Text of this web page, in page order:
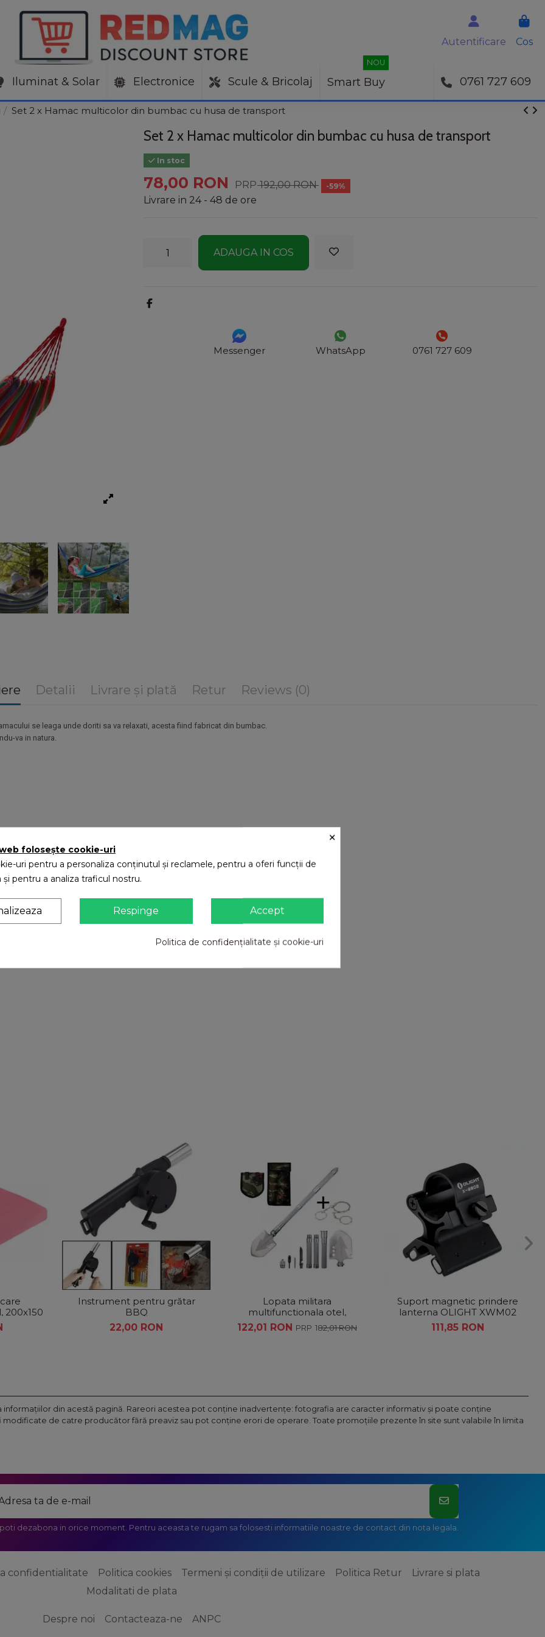
Autentificare Cos
Iluminat & Solar Electronice Scule & Bricolaj Smart Buy
NOU
0761 727 609
Set 2 x Hamac multicolor din bumbac cu husa de transport
Set 2 x Hamac multicolor din bumbac cu husa de transport
In stoc
78,00 RON 192,00 RON -59%
Livrare in 24 - 48 de ore
ADAUGA IN COS
Messenger WhatsApp 0761 727 609
Detalii Livrare și plată Retur Reviews (0)
se leaga unde doriti sa va relaxati, acesta fiind fabricat din bumbac.
va in natura.
200x150
Instrument pentru grătar
BBQ
22,00 RON
Lopata militara
multifunctionala otel,
pliabila+Fierastrau din sarma
pentru camping
122,01 RON 182,01 RON
Suport magnetic prindere
lanterna OLIGHT XWM02
111,85 RON
din acestă pagină. Rareori acestea pot conţine inadvertenţe: fotografia are caracter informativ şi poate conţine
de catre producător fără preaviz sau pot conţine erori de operare. Toate promoţiile prezente în site sunt valabile în limita
dezabona in orice moment. Pentru aceasta te rugam sa folosesti informatiile noastre de contact din nota legala.
confidentialitate Politica cookies Termeni și condiții de utilizare Politica Retur
Livrare si plata
Modalitati de plata
Despre noi Contacteaza-ne ANPC
×
folosește cookie-uri
uri pentru a personaliza conținutul și reclamele, pentru a oferi funcții de
și pentru a analiza traficul nostru.
Respinge Accept
Politica de confidențialitate și cookie-uri